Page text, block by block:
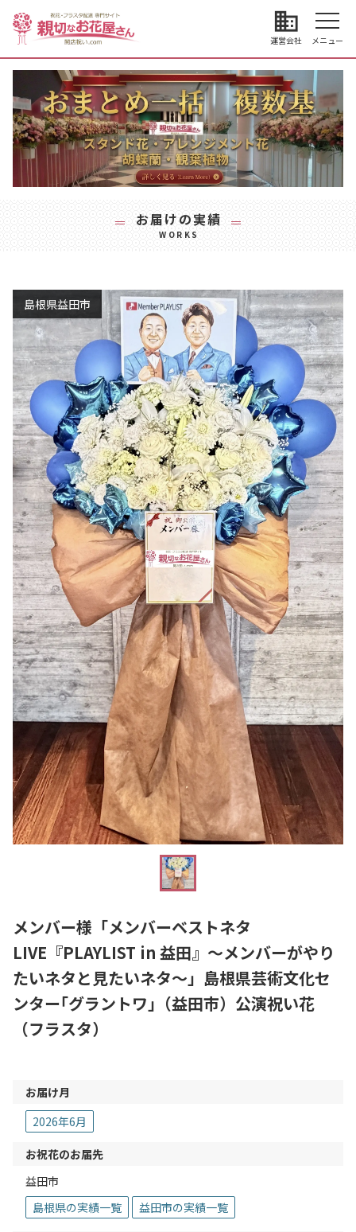
business
運営会社 メニュー
お届けの実績
WORKS
島根県益田市
メンバー様「メンバーベストネタ
LIVE『PLAYLIST in 益田』～メンバーがやり
たいネタと見たいネタ～」島根県芸術文化セ
ンター｢グラントワ｣（益田市）公演祝い花
（フラスタ）
お届け月
2026年6月
お祝花のお届先
益田市
島根県の実績一覧
益田市の実績一覧